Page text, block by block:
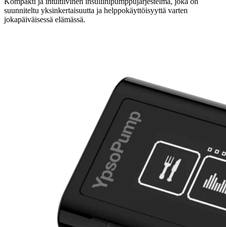
suunniteltu yksinkertaisuutta ja helppokäyttöisyyttä varten
jokapäiväisessä elämässä.